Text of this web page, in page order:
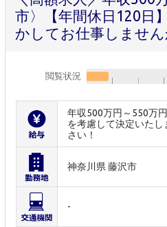
市〉【年間休日120日
かしてお仕事しませ
閲覧状況
年収500万円～550万
を考慮して決定いた
さい！
神奈川県 藤沢市
-